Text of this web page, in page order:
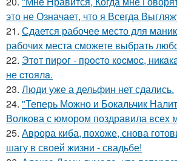
это не Означает, что я Всегда
21. Сдается рабочее место для
рабочих места сможете выбрать
22. Этoт пиpoг - пpocтo кocмoc,
не cтoялa.
23. Люди уже а дельфин нет сдались.
24. "Теперь Можно и Бокальчик
Волкова с юмором поздравила всех
25. Аврора киба, похоже, снова
шагу в своей жизни - свадьбе!